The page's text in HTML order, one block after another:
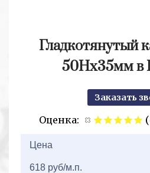
Гладкотянутый
50Нх35мм в
Заказать
Оценка:
Цена
618 руб/м.п.